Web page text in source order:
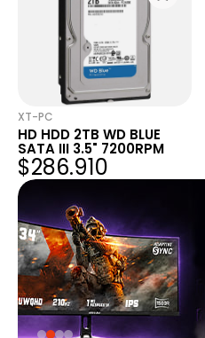
XT-PC
HD HDD 2TB WD BLUE
SATA III 3.5" 7200RPM
$286.910